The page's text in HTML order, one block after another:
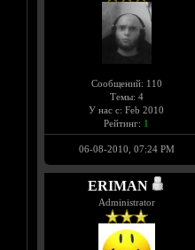
Сообщений: 110
Темы: 4
У нас с: Feb 2010
Рейтинг: 1
06-08-2010, 07:24 PM
ERIMAN
Administrator